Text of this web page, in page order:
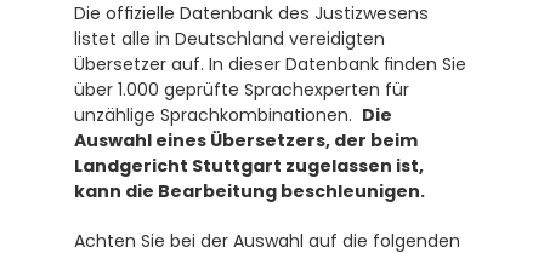
Die offizielle Datenbank des Justizwesens
listet alle in Deutschland vereidigten
Übersetzer auf. In dieser Datenbank finden Sie
über 1.000 geprüfte Sprachexperten für
unzählige Sprachkombinationen. Die
Auswahl eines Übersetzers, der beim
Landgericht Stuttgart zugelassen ist,
kann die Bearbeitung beschleunigen.
Achten Sie bei der Auswahl auf die folgenden